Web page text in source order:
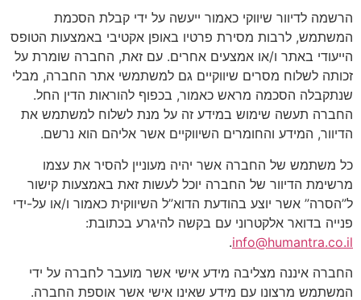
הרשמה לדיוור שיווקי כאמור ייעשה על ידי קבלת הסכמת
המשתמש, לרבות מסירת פרטיו באופן אקטיבי באמצעות הטופס
הייעודי באתר ו/או אמצעים אחרים. עם זאת, החברה שומרת על
זכותה לשלוח מסרים שיווקיים גם למשתמשי אתר החברה, מבלי
שנתקבלה הסכמה מראש כאמור, בכפוף להוראות הדין החל.
החברה תעשה שימוש במידע זה על מנת לשלוח למשתמש את
הדיוור, המידע והחומרים השיווקיים אשר אליהם הוא נרשם.
כל משתמש של החברה אשר יהיה מעוניין להסיר את עצמו
מרשימת הדיוור של החברה יוכל לעשות זאת באמצעות קישור
ל”הסרה” אשר יוצע בהודעת הדוא”ל השיווקית כאמור ו/או על-ידי
פנייה בדואר אלקטרוני עם בקשה להיגרע בכתובת:
info@humantra.co.il
.
החברה איננה מצליבה מידע אישי אשר מועבר לחברה על ידי
המשתמש מרצונו עם מידע שאינו אישי אשר אוספת החברה.